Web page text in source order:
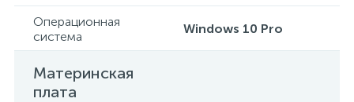
Операционная
система
Windows 10 Pro
Материнская
плата